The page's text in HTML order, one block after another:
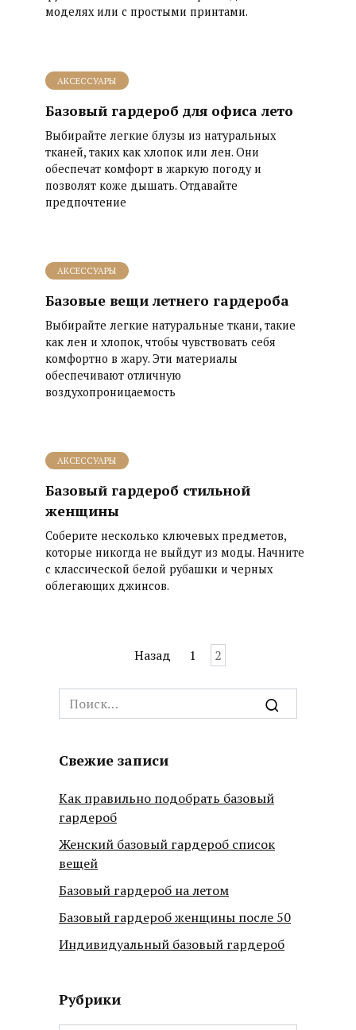
моделях или с простыми принтами.
АКСЕССУАРЫ
Базовый гардероб для офиса лето
Выбирайте легкие блузы из натуральных
тканей, таких как хлопок или лен. Они
обеспечат комфорт в жаркую погоду и
позволят коже дышать. Отдавайте
предпочтение
АКСЕССУАРЫ
Базовые вещи летнего гардероба
Выбирайте легкие натуральные ткани, такие
как лен и хлопок, чтобы чувствовать себя
комфортно в жару. Эти материалы
обеспечивают отличную
воздухопроницаемость
АКСЕССУАРЫ
Базовый гардероб стильной
женщины
Соберите несколько ключевых предметов,
которые никогда не выйдут из моды. Начните
с классической белой рубашки и черных
облегающих джинсов.
Назад 1 2
Search
for:
Свежие записи
Как правильно подобрать базовый
гардероб
Женский базовый гардероб список
вещей
Базовый гардероб на летом
Базовый гардероб женщины после 50
Индивидуальный базовый гардероб
Рубрики